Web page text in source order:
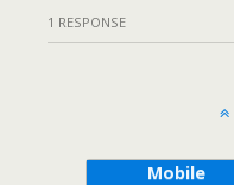
1 RESPONSE
Mobile